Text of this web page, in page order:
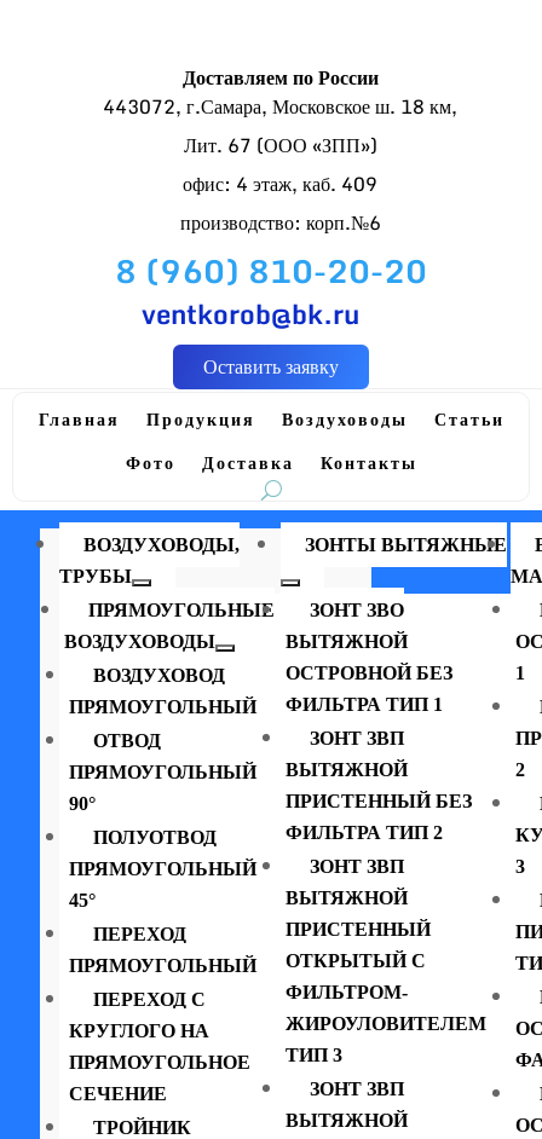
Доставляем по России
443072, г.Самара, Московское ш. 18 км,
Лит. 67 (ООО «ЗПП»)
офис: 4 этаж, каб. 409
производство: корп.№6
8 (960) 810-20-20
ventkorob@bk.ru
Оставить заявку
Главная Продукция Воздуховоды
Статьи
Фото
Доставка Контакты
ВОЗДУХОВОДЫ,
ТРУБЫ
ПРЯМОУГОЛЬНЫЕ
ВОЗДУХОВОДЫ
ВОЗДУХОВОД
ПРЯМОУГОЛЬНЫЙ
ОТВОД
ПРЯМОУГОЛЬНЫЙ
90°
ПОЛУОТВОД
ПРЯМОУГОЛЬНЫЙ
45°
ПЕРЕХОД
ПРЯМОУГОЛЬНЫЙ
ПЕРЕХОД С
КРУГЛОГО НА
ПРЯМОУГОЛЬНОЕ
СЕЧЕНИЕ
ТРОЙНИК
ЗОНТЫ ВЫТЯЖНЫЕ
ЗОНТ ЗВО
ВЫТЯЖНОЙ
ОСТРОВНОЙ БЕЗ
ФИЛЬТРА ТИП 1
ЗОНТ ЗВП
ВЫТЯЖНОЙ
ПРИСТЕННЫЙ БЕЗ
ФИЛЬТРА ТИП 2
ЗОНТ ЗВП
ВЫТЯЖНОЙ
ПРИСТЕННЫЙ
ОТКРЫТЫЙ С
ФИЛЬТРОМ-
ЖИРОУЛОВИТЕЛЕМ
ТИП 3
ЗОНТ ЗВП
ВЫТЯЖНОЙ
1
2
3